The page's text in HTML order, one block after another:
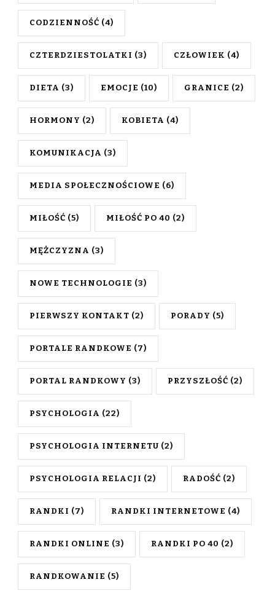
CODZIENNOŚĆ (4)
CZTERDZIESTOLATKI (3) CZŁOWIEK (4)
DIETA (3) EMOCJE (10) GRANICE (2)
HORMONY (2) KOBIETA (4)
KOMUNIKACJA (3)
MEDIA SPOŁECZNOŚCIOWE (6)
MIŁOŚĆ (5) MIŁOŚĆ PO 40 (2)
MĘŻCZYZNA (3)
NOWE TECHNOLOGIE (3)
PIERWSZY KONTAKT (2) PORADY (5)
PORTALE RANDKOWE (7)
PORTAL RANDKOWY (3) PRZYSZŁOŚĆ (2)
PSYCHOLOGIA (22)
PSYCHOLOGIA INTERNETU (2)
PSYCHOLOGIA RELACJI (2) RADOŚĆ (2)
RANDKI (7) RANDKI INTERNETOWE (4)
RANDKI ONLINE (3) RANDKI PO 40 (2)
RANDKOWANIE (5)